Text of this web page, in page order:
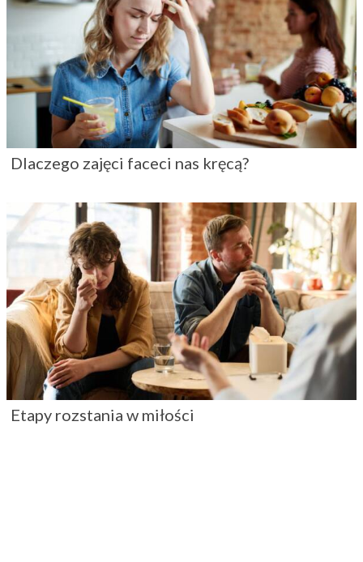
Dlaczego zajęci faceci nas kręcą?
Etapy rozstania w miłości